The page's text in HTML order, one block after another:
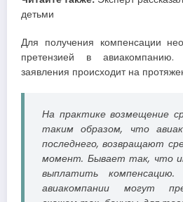
детьми
Для получения компенсации
претензией в авиакомпанию.
заявления происходит на
На практике возмещение
таким образом, что
последнего, возвращают
момент. Бывает так, что
выплатить
авиакомпании могут